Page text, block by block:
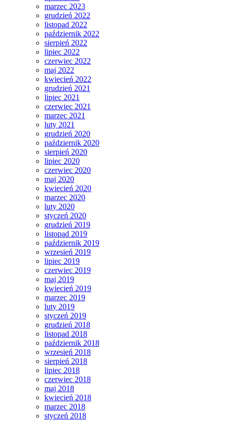
marzec 2023
grudzień 2022
listopad 2022
październik 2022
sierpień 2022
lipiec 2022
czerwiec 2022
maj 2022
kwiecień 2022
grudzień 2021
lipiec 2021
czerwiec 2021
marzec 2021
luty 2021
grudzień 2020
październik 2020
sierpień 2020
lipiec 2020
czerwiec 2020
maj 2020
kwiecień 2020
marzec 2020
luty 2020
styczeń 2020
grudzień 2019
listopad 2019
październik 2019
wrzesień 2019
lipiec 2019
czerwiec 2019
maj 2019
kwiecień 2019
marzec 2019
luty 2019
styczeń 2019
grudzień 2018
listopad 2018
październik 2018
wrzesień 2018
sierpień 2018
lipiec 2018
czerwiec 2018
maj 2018
kwiecień 2018
marzec 2018
styczeń 2018